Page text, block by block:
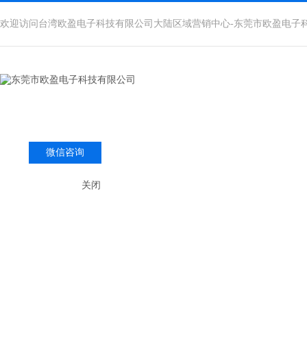
欢迎访问台湾欧盈电子科技有限公司大陆区域营销中心-东莞市欧盈电子
微信咨询
关闭